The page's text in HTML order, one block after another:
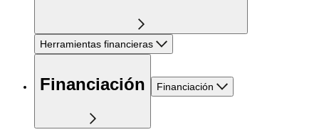
Herramientas financieras
Financiación Financiación